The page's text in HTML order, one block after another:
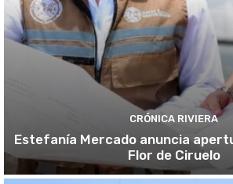
CRÓNICA RIVIERA
Estefanía Mercado anuncia
Flor de Ciruelo